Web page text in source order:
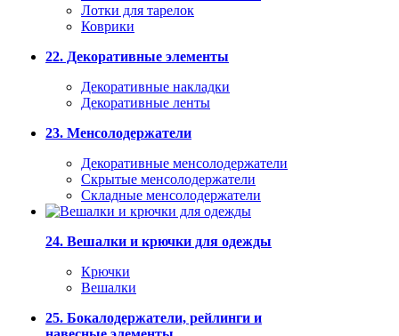
Лотки для тарелок
Коврики
22. Декоративные элементы
Декоративные накладки
Декоративные ленты
23. Менсолодержатели
Декоративные менсолодержатели
Скрытые менсолодержатели
Складные менсолодержатели
24. Вешалки и крючки для одежды
Крючки
Вешалки
25. Бокалодержатели, рейлинги и